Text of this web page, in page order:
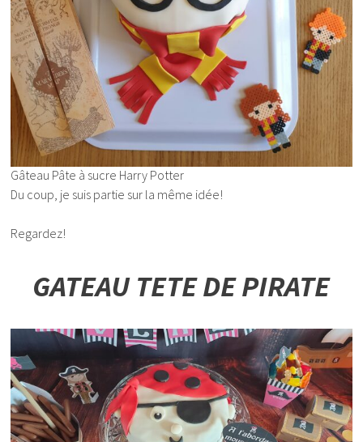
Gâteau Pâte à sucre Harry Potter
Du coup, je suis partie sur la même idée!
Regardez!
GATEAU TETE DE PIRATE